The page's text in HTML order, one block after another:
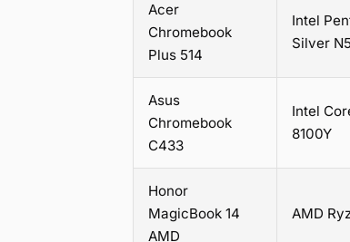
Acer
Chromebook
Plus 514
Intel
Silver
Asus
Chromebook
C433
Intel
8100Y
Honor
MagicBook 14
AMD
AMD